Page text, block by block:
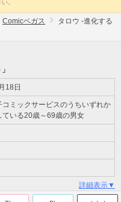
。
Comicベガス
タロウ -進化する
18日
ミックサービスのうちいずれか
いる20歳～69歳の男女
詳細表示▼